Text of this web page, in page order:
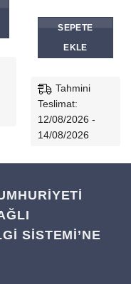
SEPETE
EKLE
Tahmini
Teslimat:
12/08/2026 -
14/08/2026
SİSTEMİ’NE